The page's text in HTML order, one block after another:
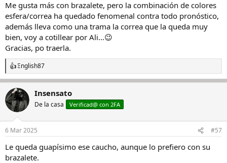
Me gusta más con brazalete, pero la combinación de colores
esfera/correa ha quedado fenomenal contra todo pronóstico,
además lleva como una trama la correa que la queda muy
bien, voy a cotillear por Ali...😉
Gracias, po traerla.
R
e
a
c
c
i
e
:
English87
Insensato
De la casa Verificad@ con 2FA
6 Mar 2025 #57
Le queda guapísimo ese caucho, aunque lo prefiero con su
brazalete.